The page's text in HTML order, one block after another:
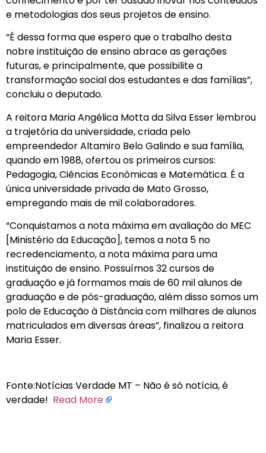
e metodologias dos seus projetos de ensino.
“É dessa forma que espero que o trabalho desta
nobre instituição de ensino abrace as gerações
futuras, e principalmente, que possibilite a
transformação social dos estudantes e das famílias”,
concluiu o deputado.
A reitora Maria Angélica Motta da Silva Esser lembrou
a trajetória da universidade, criada pelo
empreendedor Altamiro Belo Galindo e sua família,
quando em 1988, ofertou os primeiros cursos:
Pedagogia, Ciências Econômicas e Matemática. É a
única universidade privada de Mato Grosso,
empregando mais de mil colaboradores.
“Conquistamos a nota máxima em avaliação do MEC
[Ministério da Educação], temos a nota 5 no
recredenciamento, a nota máxima para uma
instituição de ensino. Possuímos 32 cursos de
graduação e já formamos mais de 60 mil alunos de
graduação e de pós-graduação, além disso somos um
polo de Educação à Distância com milhares de alunos
matriculados em diversas áreas”, finalizou a reitora
Maria Esser.
Fonte:Notícias Verdade MT – Não é só notícia, é
verdade! Read More